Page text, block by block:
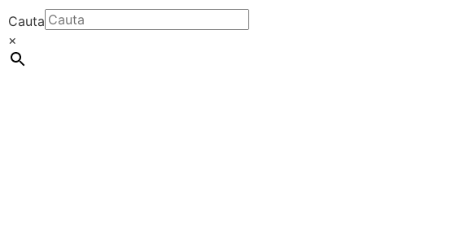
Cauta
×